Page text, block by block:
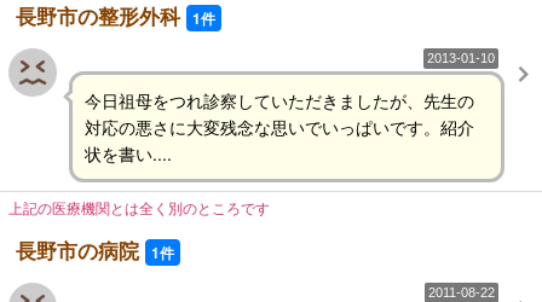
長野市の整形外科 1件
2013-01-10
今日祖母をつれ診察していただきましたが、先生の
対応の悪さに大変残念な思いでいっぱいです。紹介
状を書い....
上記の医療機関とは全く別のところです
長野市の病院 1件
2011-08-22